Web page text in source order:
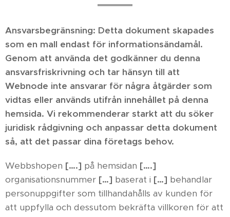
Ansvarsbegränsning: Detta dokument skapades
som en mall endast för informationsändamål.
Genom att använda det godkänner du denna
ansvarsfriskrivning och tar hänsyn till att
Webnode inte ansvarar för några åtgärder som
vidtas eller används utifrån innehållet på denna
hemsida. Vi rekommenderar starkt att du söker
juridisk rådgivning och anpassar detta dokument
så, att det passar dina företags behov.
Webbshopen [….] på hemsidan [….]
organisationsnummer […] baserat i […] behandlar
personuppgifter som tillhandahålls av kunden för
att uppfylla och dessutom bekräfta villkoren för att